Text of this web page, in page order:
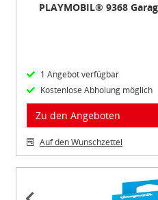
PLAYMOBIL® 9368
1 Angebot verfügbar
Kostenlose Abholung möglich
Zu den Angeboten
Auf den Wunschzettel